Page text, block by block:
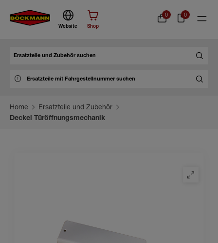
Website Shop
0 0
Home
Ersatzteile und Zubehör
Deckel Türöffnungsmechanik